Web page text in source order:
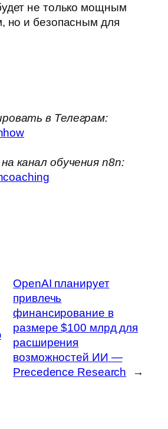
не только мощным
но и безопасным для
в Телеграм:
канал обучения n8n:
OpenAI планирует
привлечь
финансирование в
размере $100 млрд для
расширения
возможностей ИИ —
Precedence Research
→